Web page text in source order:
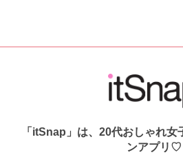
「itSnap」は、20代おしゃれ女
ンアプリ♡